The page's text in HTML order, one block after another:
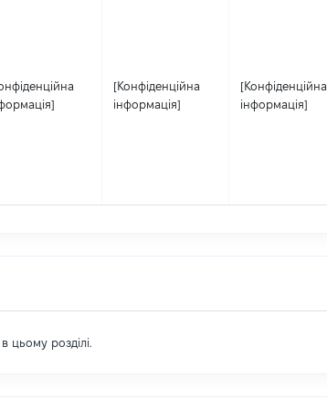
[Конфіденційна
інформація]
[Конфіденційна
інформація]
цьому розділі.